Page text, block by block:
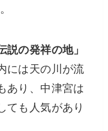
説の発祥の地」
には天の川が流
あり、中津宮は
ても人気があり